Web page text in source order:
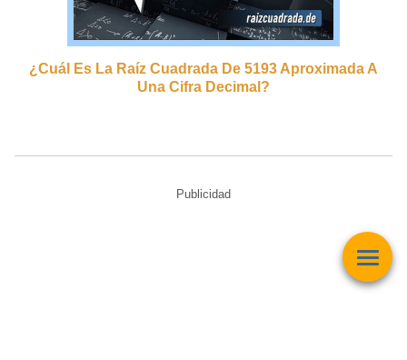
¿cuál Es La Raíz Cuadrada De 5193 Aproximada A
Una Cifra Decimal?
Publicidad